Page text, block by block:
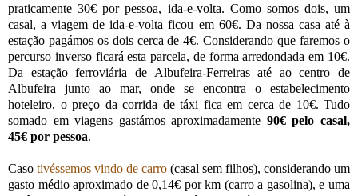
praticamente 30€ por pessoa, ida-e-volta. Como somos dois, um
casal, a viagem de ida-e-volta ficou em 60€. Da nossa casa até à
estação pagámos os dois cerca de 4€. Considerando que faremos o
percurso inverso ficará esta parcela, de forma arredondada em 10€.
Da estação ferroviária de Albufeira-Ferreiras até ao centro de
Albufeira junto ao mar, onde se encontra o estabelecimento
hoteleiro, o preço da corrida de táxi fica em cerca de 10€. Tudo
somado em viagens gastámos aproximadamente 90€ pelo casal,
45€ por pessoa.
Caso tivéssemos vindo de carro (casal sem filhos), considerando um
gasto médio aproximado de 0,14€ por km (carro a gasolina), e uma